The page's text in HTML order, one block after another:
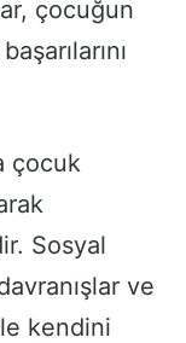
çocuğun
çocuk
Sosyal
ve
kendini